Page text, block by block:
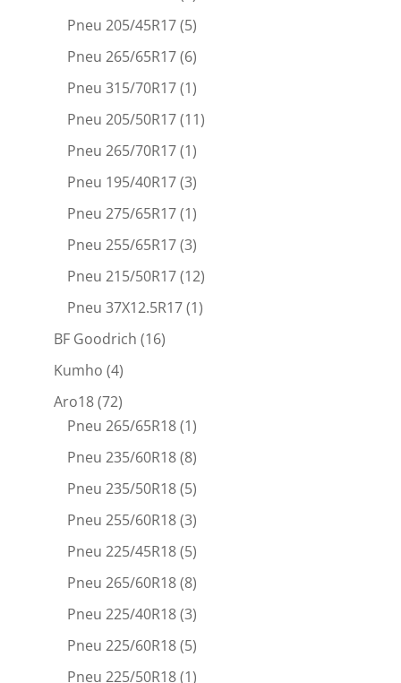
Pneu 205/45R17(5)
Pneu 265/65R17(6)
Pneu 315/70R17(1)
Pneu 205/50R17(11)
Pneu 265/70R17(1)
Pneu 195/40R17(3)
Pneu 275/65R17(1)
Pneu 255/65R17(3)
Pneu 215/50R17(12)
Pneu 37X12.5R17(1)
BF Goodrich (16)
Kumho (4)
Aro18(72)
Pneu 265/65R18(1)
Pneu 235/60R18(8)
Pneu 235/50R18(5)
Pneu 255/60R18(3)
Pneu 225/45R18(5)
Pneu 265/60R18(8)
Pneu 225/40R18(3)
Pneu 225/60R18(5)
Pneu 225/50R18(1)